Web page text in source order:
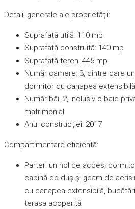
Detalii generale ale proprietății:
Suprafață utilă: 110 mp
Suprafață construită: 140 mp
Suprafață teren: 445 mp
Număr camere: 3, dintre care
dormitor cu canapea
Număr băi: 2, inclusiv o baie
matrimonial
Anul construcției: 2017
Compartimentare eficientă:
Parter: un hol de acces,
cabină de duș și geam de
cu canapea extensibilă,
terasa acoperită